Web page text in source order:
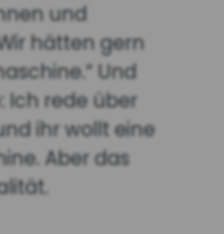
und
hätten gern
Und
Ich rede über
ihr wollt eine
Aber das